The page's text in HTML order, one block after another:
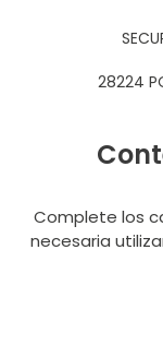
28224
Complete los
necesaria